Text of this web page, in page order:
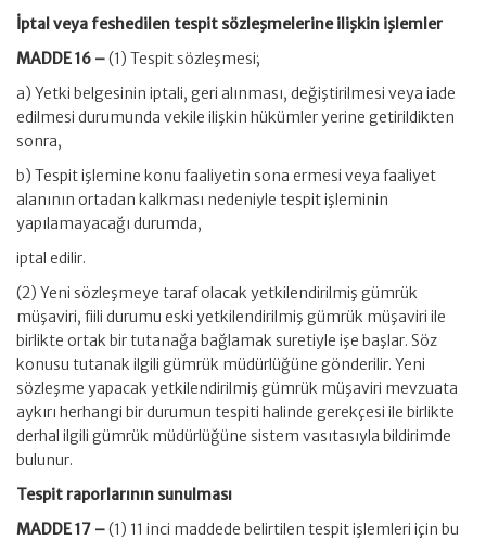
İptal veya feshedilen tespit sözleşmelerine ilişkin işlemler
MADDE 16 –(1) Tespit sözleşmesi;
a) Yetki belgesinin iptali, geri alınması, değiştirilmesi veya iade
edilmesi durumunda vekile ilişkin hükümler yerine getirildikten
sonra,
b) Tespit işlemine konu faaliyetin sona ermesi veya faaliyet
alanının ortadan kalkması nedeniyle tespit işleminin
yapılamayacağı durumda,
iptal edilir.
(2) Yeni sözleşmeye taraf olacak yetkilendirilmiş gümrük
müşaviri, fiili durumu eski yetkilendirilmiş gümrük müşaviri ile
birlikte ortak bir tutanağa bağlamak suretiyle işe başlar. Söz
konusu tutanak ilgili gümrük müdürlüğüne gönderilir. Yeni
sözleşme yapacak yetkilendirilmiş gümrük müşaviri mevzuata
aykırı herhangi bir durumun tespiti halinde gerekçesi ile birlikte
derhal ilgili gümrük müdürlüğüne sistem vasıtasıyla bildirimde
bulunur.
Tespit raporlarının sunulması
MADDE 17 –(1) 11 inci maddede belirtilen tespit işlemleri için bu